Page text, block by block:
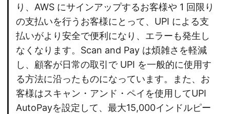
り、AWS にサインアップするお客様や 1 回限り
の支払いを行うお客様にとって、UPI による支
払いがより安全で便利になり、エラーも発生し
なくなります。Scan and Pay は煩雑さを軽減
し、顧客が日常の取引で UPI を一般的に使用す
る方法に沿ったものになっています。また、お
客様はスキャン・アンド・ペイを使用してUPI
AutoPayを設定して、最大15,000インドルピー